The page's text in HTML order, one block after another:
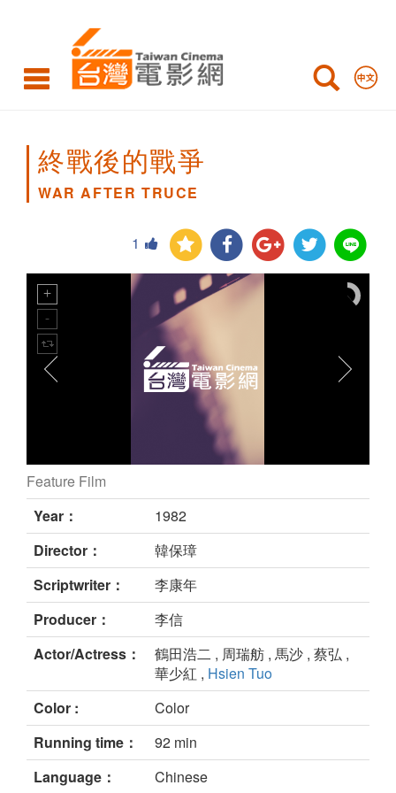
AFTER
TRUCE
終戰後的戰爭
WAR AFTER TRUCE
1
WAR AFTER TRUCE still
Feature Film
Year：
1982
Director：
韓保璋
Scriptwriter：
李康年
Producer：
李信
Actor/Actress：
鶴田浩二 , 周瑞舫 , 馬沙 , 蔡弘 ,
華少紅 , Hsien Tuo
Color :
Color
Running time：
92 min
Language：
Chinese